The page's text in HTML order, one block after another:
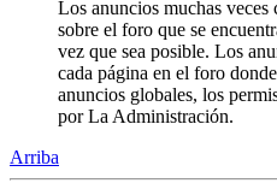
Los anuncios muchas
sobre el foro que se
vez que sea posible. Los
cada página en el foro
anuncios globales, los
por La Administración.
Arriba